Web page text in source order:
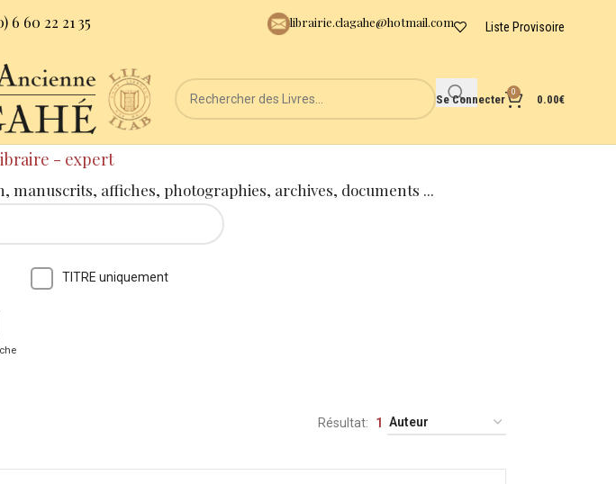
6 60 22 21 35 librairie.clagahe@hotmail.com Liste Provisoire
Se Connecter
0
0.00€
- expert
manuscrits, affiches, photographies, archives, documents ...
TITRE uniquement
Résultat 1